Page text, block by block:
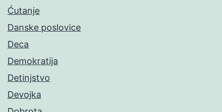
Ćutanje
Danske poslovice
Deca
Demokratija
Detinjstvo
Devojka